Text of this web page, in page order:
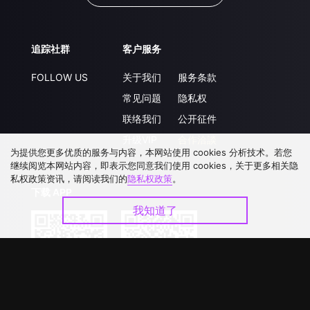
追踪社群
FOLLOW US
客户服务
关于我们
常见问题
联络我们
服务条款
隐私权
公开征件
为提供您更多优质的服务与内容，本网站使用 cookies 分析技术。若您
继续阅览本网站内容，即表示您同意我们使用 cookies，关于更多相关隐
私权政策资讯，请阅读我们的隐私权政策。
我知道了